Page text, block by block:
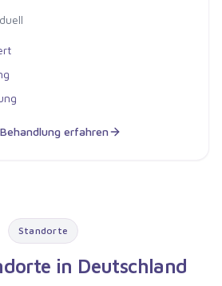
erfahren
Standorte
in Deutschland